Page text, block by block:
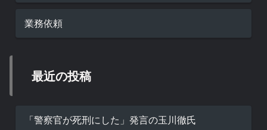
業務依頼
最近の投稿
「警察官が死刑にした」発言の玉川徹氏